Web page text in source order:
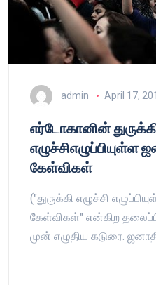
admin April 17,
எர்டோகானின்
எழுச்சிஎழுப்பியுள்ள
கேள்விகள்
("துருக்கி எழுச்சி
கேள்விகள்" என்கிற
முன் எழுதிய கடுரை.